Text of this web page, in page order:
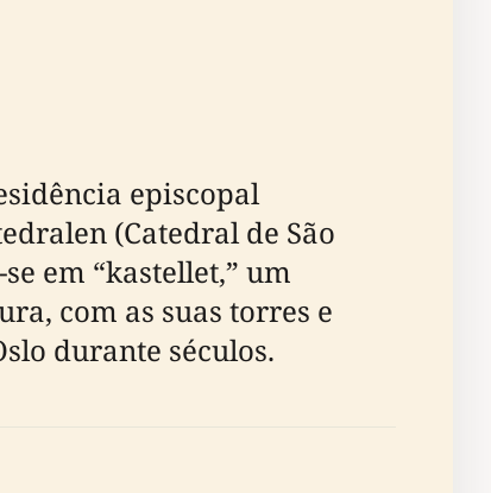
episcopal
(Catedral de São
em “kastellet,” um
com as suas torres e
durante séculos.